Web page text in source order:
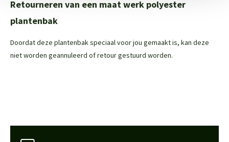
Retourneren van een maat werk polyester
plantenbak
Doordat deze plantenbak speciaal voor jou gemaakt is, kan deze
niet worden geannuleerd of retour gestuurd worden.